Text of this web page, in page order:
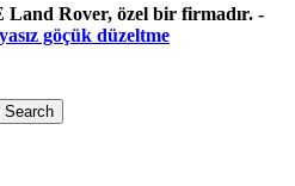
Land Rover, özel bir firmadır. -
göçük düzeltme
Search